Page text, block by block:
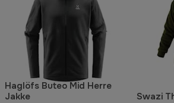
Haglöfs Buteo Mid Herre
Jakke
Swazi